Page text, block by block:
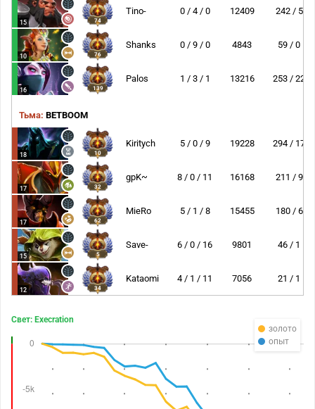
15 74
Tino- 0 / 4 / 0 12409 242 / 5
10 76
Shanks 0 / 9 / 0 4843 59 / 0
16 139
Palos 1 / 3 / 1 13216 253 / 22
Тьма: BETBOOM
18 10
Kiritych 5 / 0 / 9 19228 294 / 17
17 32
gpK~ 8 / 0 / 11 16168 211 / 9
17 62
MieRo 5 / 1 / 8 15455 180 / 6
15 5
Save- 6 / 0 / 16 9801 46 / 1
12 34
Kataomi 4 / 1 / 11 7056 21 / 1
золото
опыт
Свет: Execration